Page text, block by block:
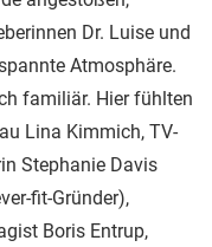
Dr. Luise und
Atmosphäre.
familiär. Hier fühlten
Lina Kimmich, TV-
Stephanie Davis
fit-Gründer),
Boris Entrup,